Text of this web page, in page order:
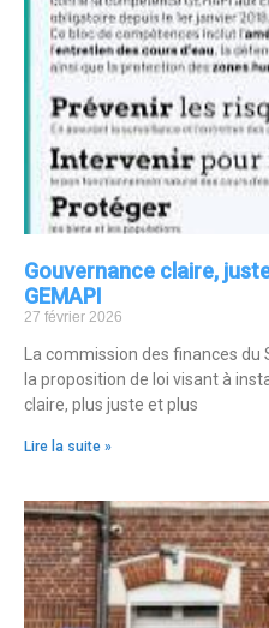
Gouvernance claire,
GEMAPI
27 février 2026
La commission des finances
la proposition de loi visant à
claire, plus juste et plus
Lire la suite »